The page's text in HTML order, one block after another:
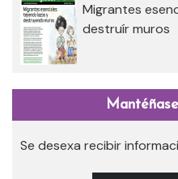
Migrantes
destruír muros
Se desexa recibir